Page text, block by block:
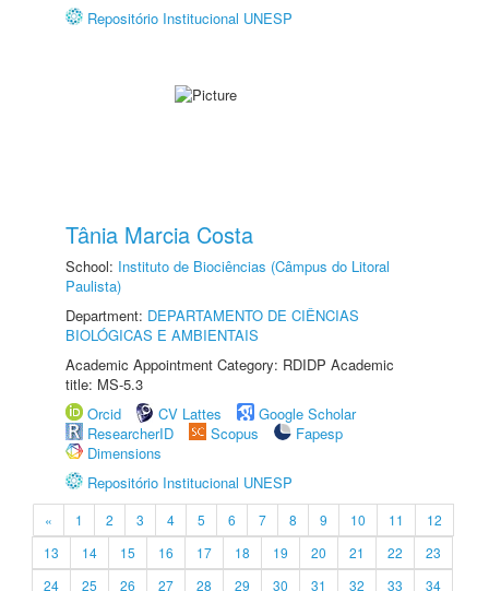
Repositório Institucional UNESP
Tânia Marcia Costa
School: Instituto de Biociências (Câmpus do Litoral
Paulista)
Department: DEPARTAMENTO DE CIÊNCIAS
BIOLÓGICAS E AMBIENTAIS
Academic Appointment Category: RDIDP Academic
title: MS-5.3
Orcid
CV Lattes
Google Scholar
ResearcherID
Scopus
Fapesp
Dimensions
Repositório Institucional UNESP
« 1 2 3 4 5 6 7 8 9 10 11
12
13
14 15 16 17 18 19 20 21 22
23
24
25 26 27 28 29 30 31 32 33
34